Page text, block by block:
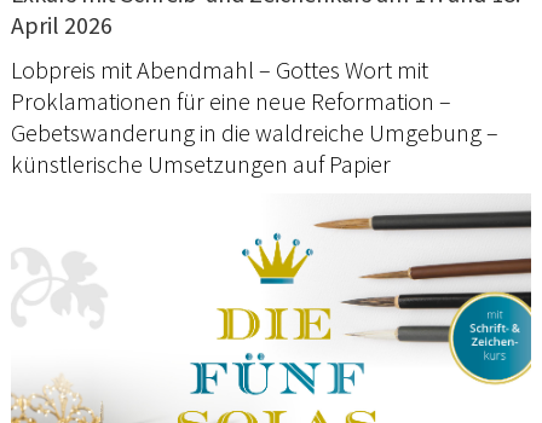
April 2026
Lobpreis mit Abendmahl – Gottes Wort mit
Proklamationen für eine neue Reformation –
Gebetswanderung in die waldreiche Umgebung –
künstlerische Umsetzungen auf Papier